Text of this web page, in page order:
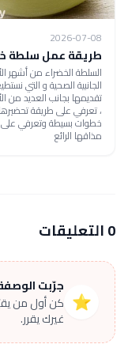
2026-07-08
طريقة عمل سلطة
السلطة الخضراء من أشهر
الجانبية الصحية و التي
تقديمها بجانب العديد من
، تعرفي على طريقة
خطوات بسيطة وتعرفي
مذاقها الرائع
0 التعليقات
⭐
جرّبت
كن أول من
غيرك يقرر.